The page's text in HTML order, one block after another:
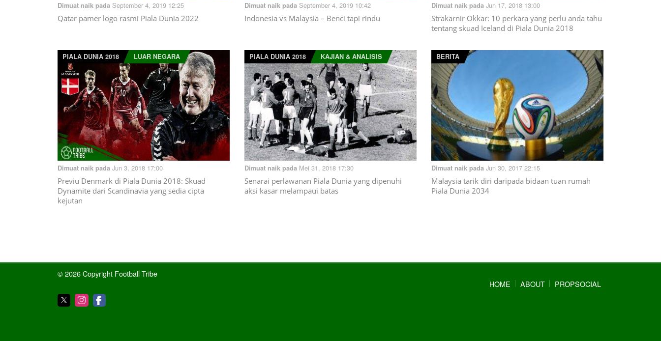
Dimuat naik pada September 4, 2019 12:25
Qatar pamer logo rasmi Piala Dunia 2022
Dimuat naik pada September 4, 2019 10:42
Indonesia vs Malaysia – Benci tapi rindu
Dimuat naik pada Jun 17, 2018 13:00
Strakarnir Okkar: 10 perkara yang perlu anda tahu
tentang skuad Iceland di Piala Dunia 2018
PIALA DUNIA 2018 LUAR NEGARA
Dimuat naik pada Jun 3, 2018 17:00
Previu Denmark di Piala Dunia 2018: Skuad
Dynamite dari Scandinavia yang sedia cipta
kejutan
PIALA DUNIA 2018 KAJIAN & ANALISIS
Dimuat naik pada Mei 31, 2018 17:30
Senarai perlawanan Piala Dunia yang dipenuhi
aksi kasar melampaui batas
BERITA
Dimuat naik pada Jun 30, 2017 22:15
Malaysia tarik diri daripada bidaan tuan rumah
Piala Dunia 2034
© 2026 Copyright Football Tribe
HOME
ABOUT PROPSOCIAL